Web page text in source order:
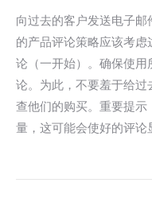
向过去的客户发送电子
的产品评论策略应该考
论（一开始）。确保使
论。为此，不要羞于给
查他们的购买。重要提
量，这可能会使好的评论